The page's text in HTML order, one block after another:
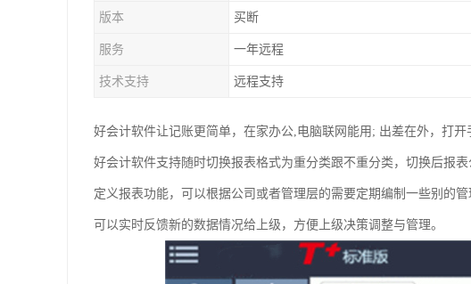
版本 买断
服务 一年远程
技术支持 远程支持
好会计软件让记账更简单，在家办公,电脑联网能用; 出差在外，打
好会计软件支持随时切换报表格式为重分类跟不重分类，切换后报
定义报表功能，可以根据公司或者管理层的需要定期编制一些别的
可以实时反馈新的数据情况给上级，方便上级决策调整与管理。